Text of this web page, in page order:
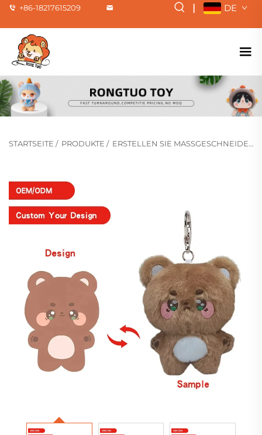
+86-18217615209 | DE
STARTSEITE / PRODUKTE / ERSTELLEN SIE MASSGESCHNEIDERTE PLÜSCHFIGUREN(HOT)